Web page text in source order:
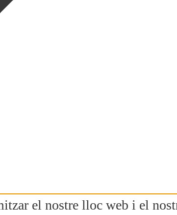
el nostre lloc web i el